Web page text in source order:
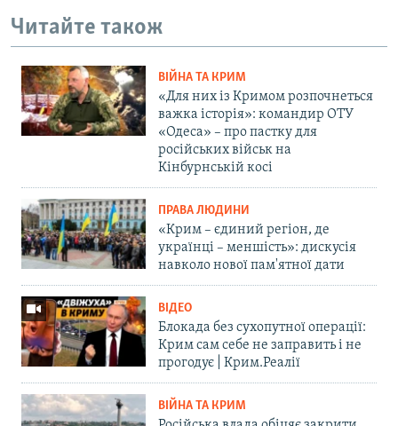
Читайте також
ВІЙНА ТА КРИМ
«Для них із Кримом розпочнеться
важка історія»: командир ОТУ
«Одеса» – про пастку для
російських військ на
Кінбурнській косі
ПРАВА ЛЮДИНИ
«Крим – єдиний регіон, де
українці – меншість»: дискусія
навколо нової пам'ятної дати
ВІДЕО
Блокада без сухопутної операції:
Крим сам себе не заправить і не
прогодує | Крим.Реалії
ВІЙНА ТА КРИМ